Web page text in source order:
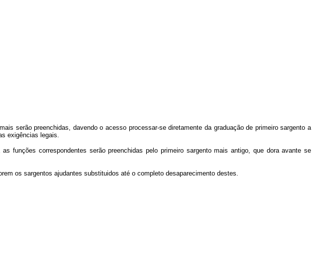
serão preenchidas, davendo o acesso processar-se diretamente da graduação de primeiro sargento a
exigências legais.
funções correspondentes serão preenchidas pelo primeiro sargento mais antigo, que dora avante se
os sargentos ajudantes substituidos até o completo desaparecimento destes.